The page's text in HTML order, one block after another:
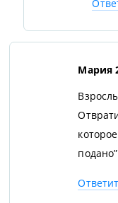
Мария